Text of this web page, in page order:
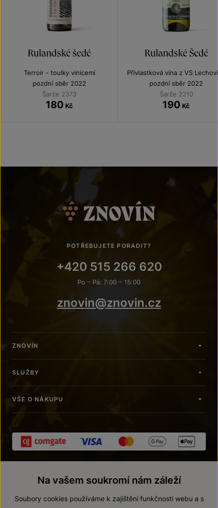
Rulandské šedé
Terroir - toulky vinicemi
pozdní sběr 2022
Šarže 2373
180 Kč
Rulandské Šedé
Přívlastková vína z VS
pozdní sběr 2022
Šarže 2210
190 Kč
POTŘEBUJETE PORADIT?
+420 515 266 620
Po – Pá: 7:00 – 15:00
znovin@znovin.cz
ZNOVÍN
SLUŽBY
VŠE O NÁKUPU
Na vašem soukromí nám záleží
Soubory cookies používáme k zajištění funkčnosti webu a s